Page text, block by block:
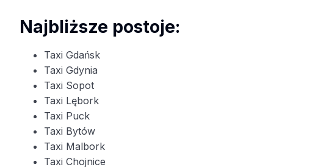
Najbliższe postoje:
Taxi Gdańsk
Taxi Gdynia
Taxi Sopot
Taxi Lębork
Taxi Puck
Taxi Bytów
Taxi Malbork
Taxi Chojnice